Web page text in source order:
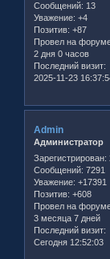
Сообщений: 13
Уважение: +4
Позитив: +87
Провел на
2 дня 0 часов
Последний визит:
2025-11-23
Admin
Администратор
Зарегистрирован:
Сообщений: 7291
Уважение: +17391
Позитив: +608
Провел на
3 месяца 7 дней
Последний визит:
Сегодня 12:52:03